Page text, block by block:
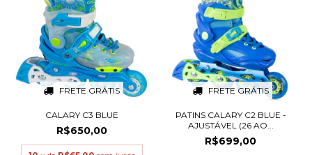
FRETE GRÁTIS
CALARY C3 BLUE
R$650,00
FRETE GRÁTIS
PATINS CALARY C2 BLUE -
AJUSTÁVEL (26 AO...
R$699,00